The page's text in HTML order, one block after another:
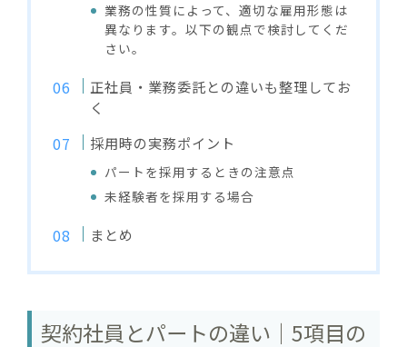
業務の性質によって、適切な雇用形態は
異なります。以下の観点で検討してくだ
さい。
正社員・業務委託との違いも整理してお
く
採用時の実務ポイント
パートを採用するときの注意点
未経験者を採用する場合
まとめ
契約社員とパートの違い｜5項目の